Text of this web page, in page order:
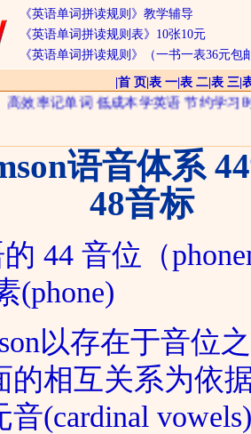
《英语单词拼读规则》教学辅导
《英语单词拼读规则表》10张10元
《英语单词拼读规则》（一书一表36元包
首 页| 表 一| 表 二| 表 三|
单词 低成本学英语 节约学习时间 享受
语音体系
48音标
44 音位（
(phone)
以存在于音位
的相互关系为依
音(cardinal